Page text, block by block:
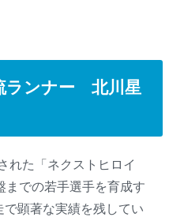
ランナー 北川星
れた「ネクストヒロイ
までの若手選手を育成す
顕著な実績を残してい